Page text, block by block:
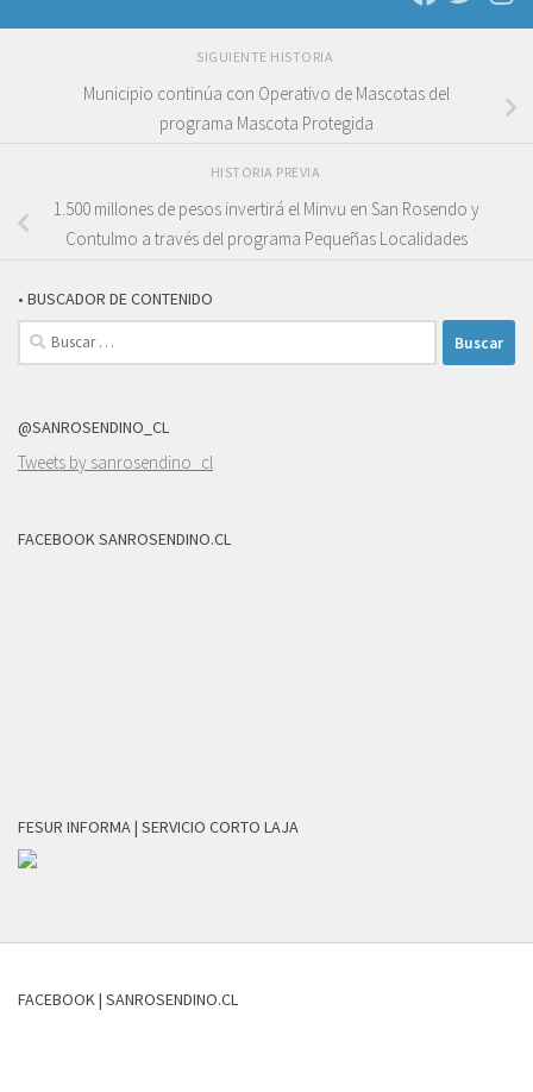
SIGUIENTE HISTORIA
Municipio continúa con Operativo de Mascotas del
programa Mascota Protegida
HISTORIA PREVIA
1.500 millones de pesos invertirá el Minvu en San Rosendo y
Contulmo a través del programa Pequeñas Localidades
• BUSCADOR DE CONTENIDO
Buscar:
@SANROSENDINO_CL
Tweets by sanrosendino_cl
FACEBOOK SANROSENDINO.CL
FESUR INFORMA | SERVICIO CORTO LAJA
FACEBOOK | SANROSENDINO.CL